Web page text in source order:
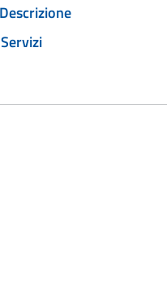
Descrizione
Servizi